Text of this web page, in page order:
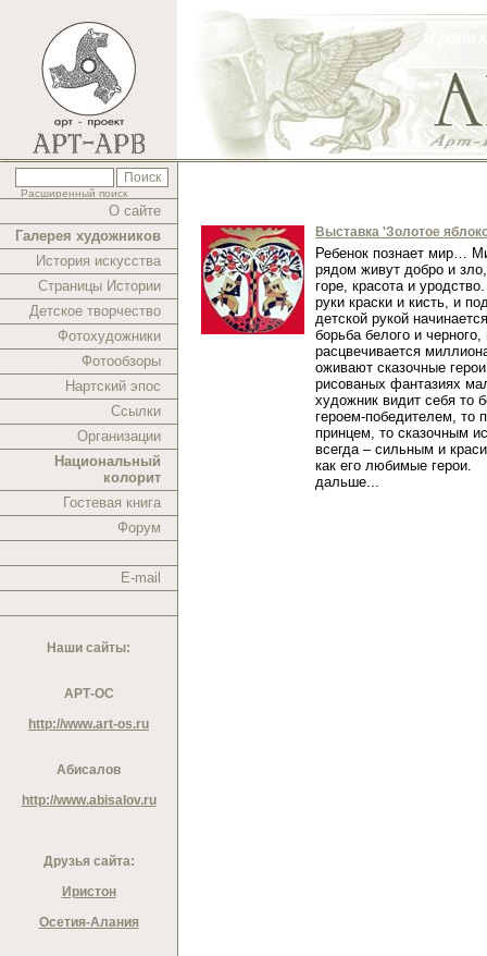
Расширенный поиск
О сайте
Галерея художников
История искусства
Страницы Истории
Детское творчество
Фотохудожники
Фотообзоры
Нартский эпос
Ссылки
Организации
Национальный
колорит
Гостевая книга
Форум
E-mail
Наши сайты:
АРТ-ОС
http://www.art-os.ru
Абисалов
http://www.abisalov.ru
Друзья сайта:
Иристон
Осетия-Алания
Выставка 'Золотое
Ребенок познает мир…
рядом живут добро и
горе, красота и
руки краски и кисть, и
детской рукой
борьба белого и черного,
расцвечивается
оживают сказочные
рисованых фантазиях
художник видит себя то
героем-победителем, то
принцем, то сказочным
всегда – сильным и
как его любимые герои.
дальше...